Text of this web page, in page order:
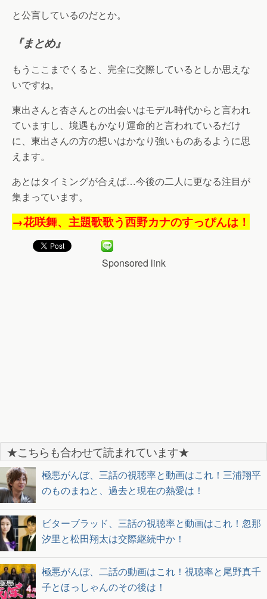
と公言しているのだとか。
『まとめ』
もうここまでくると、完全に交際しているとしか思えな
いですね。
東出さんと杏さんとの出会いはモデル時代からと言われ
ていますし、境遇もかなり運命的と言われているだけ
に、東出さんの方の想いはかなり強いものあるように思
えます。
あとはタイミングが合えば…今後の二人に更なる注目が
集まっています。
→花咲舞、主題歌歌う西野カナのすっぴんは！
Sponsored link
★こちらも合わせて読まれています★
極悪がんぼ、三話の視聴率と動画はこれ！三浦翔平
のものまねと、過去と現在の熱愛は！
ビターブラッド、三話の視聴率と動画はこれ！忽那
汐里と松田翔太は交際継続中か！
極悪がんぼ、二話の動画はこれ！視聴率と尾野真千
子とほっしゃんのその後は！